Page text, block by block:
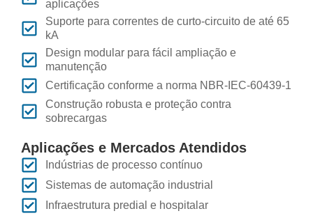
aplicações
Suporte para correntes de curto-circuito de até 65
kA
Design modular para fácil ampliação e
manutenção
Certificação conforme a norma NBR-IEC-60439-1
Construção robusta e proteção contra
sobrecargas
Aplicações e Mercados Atendidos
Indústrias de processo contínuo
Sistemas de automação industrial
Infraestrutura predial e hospitalar